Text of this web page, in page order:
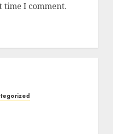
I comment.